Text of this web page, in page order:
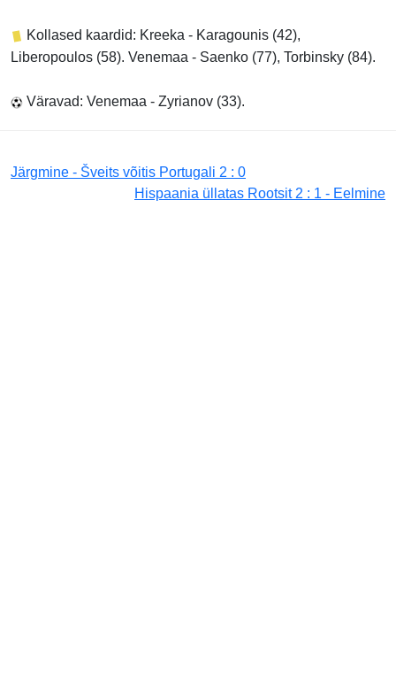
Kollased kaardid: Kreeka - Karagounis (42),
Liberopoulos (58). Venemaa - Saenko (77), Torbinsky (84).
Väravad: Venemaa - Zyrianov (33).
Järgmine - Šveits võitis Portugali 2 : 0
Hispaania üllatas Rootsit 2 : 1 - Eelmine